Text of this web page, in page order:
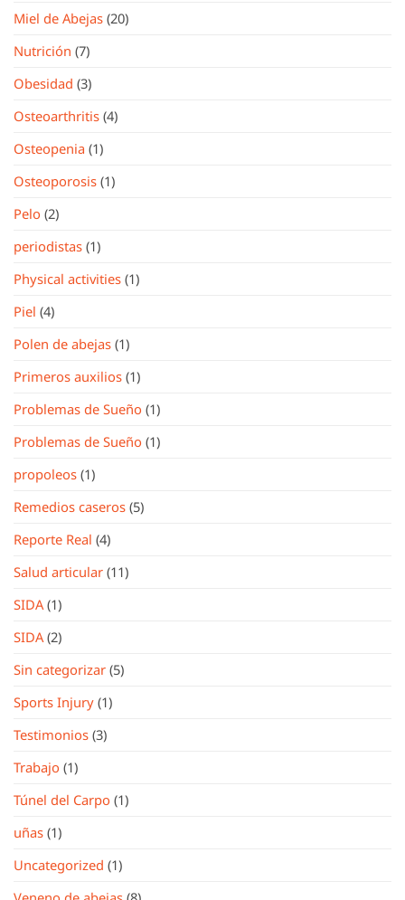
Miel de Abejas (20)
Nutrición (7)
Obesidad (3)
Osteoarthritis (4)
Osteopenia (1)
Osteoporosis (1)
Pelo (2)
periodistas (1)
Physical activities (1)
Piel (4)
Polen de abejas (1)
Primeros auxilios (1)
Problemas de Sueño (1)
Problemas de Sueño (1)
propoleos (1)
Remedios caseros (5)
Reporte Real (4)
Salud articular (11)
SIDA(1)
SIDA(2)
Sin categorizar (5)
Sports Injury (1)
Testimonios (3)
Trabajo (1)
Túnel del Carpo (1)
uñas (1)
Uncategorized (1)